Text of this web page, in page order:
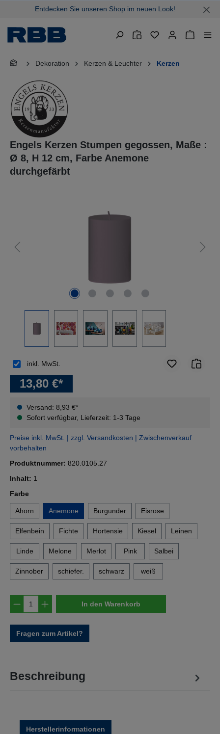
springenEntdecken Sie unseren Shop im neuen Look!
Dekoration Kerzen & Leuchter Kerzen
Engels Kerzen Stumpen gegossen, Maße :
Ø 8, H 12 cm, Farbe Anemone
durchgefärbt
13,80 €*
Versand: 8,93 €*
Sofort verfügbar, Lieferzeit: 1-3 Tage
inkl. MwSt.
Preise inkl. MwSt. | zzgl. Versandkosten | Zwischenverkauf
vorbehalten
Produktnummer: 820.0105.27
Inhalt: 1
Farbeauswählen
Ahorn Anemone Burgunder Eisrose
Elfenbein Fichte Hortensie Kiesel Leinen
Linde Melone Merlot Pink Salbei
Zinnober schiefer. schwarz weiß
Produkt Anzahl: Gib den gewünschten
In den Warenkorb
Fragen zum Artikel?
Beschreibung
Herstellerinformationen